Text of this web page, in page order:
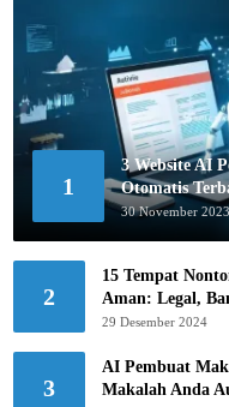
1
3 Website AI
Otomatis
30 November 2023
2
15 Tempat
Aman: Legal,
Khawatir!
29 Desember 2024
3
AI Pembuat
Makalah Anda